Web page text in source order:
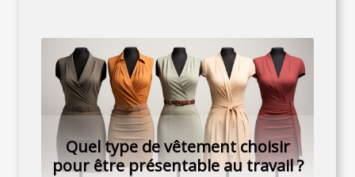
Quel type de vêtement choisir
pour être présentable au travail ?